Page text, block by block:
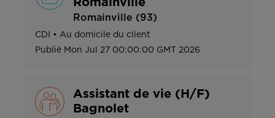
Romainville (93)
CDI • Au domicile du client
Publié Mon Jul 27 00:00:00 GMT 2026
Assistant de vie (H/F)
Bagnolet